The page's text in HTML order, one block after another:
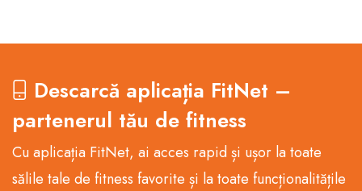
Descarcă aplicația FitNet –
partenerul tău de fitness
Cu aplicația FitNet, ai acces rapid și ușor la toate
sălile tale de fitness favorite și la toate funcționalitățile